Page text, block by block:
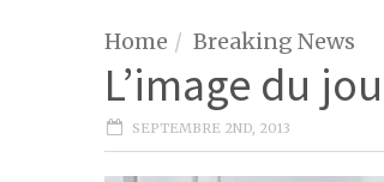
Home Breaking News
L’image du
SEPTEMBRE 2ND, 2013